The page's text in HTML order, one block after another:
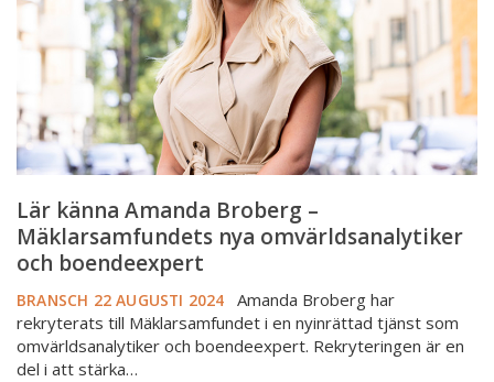
Mäklarsamfundets
nya
omvärldsanalytiker
och
boendeexpert
Lär känna Amanda Broberg –
Mäklarsamfundets nya omvärldsanalytiker
och boendeexpert
BRANSCH 22 AUGUSTI 2024
Amanda Broberg har
rekryterats till Mäklarsamfundet i en nyinrättad tjänst som
omvärldsanalytiker och boendeexpert. Rekryteringen är en
del i att stärka…